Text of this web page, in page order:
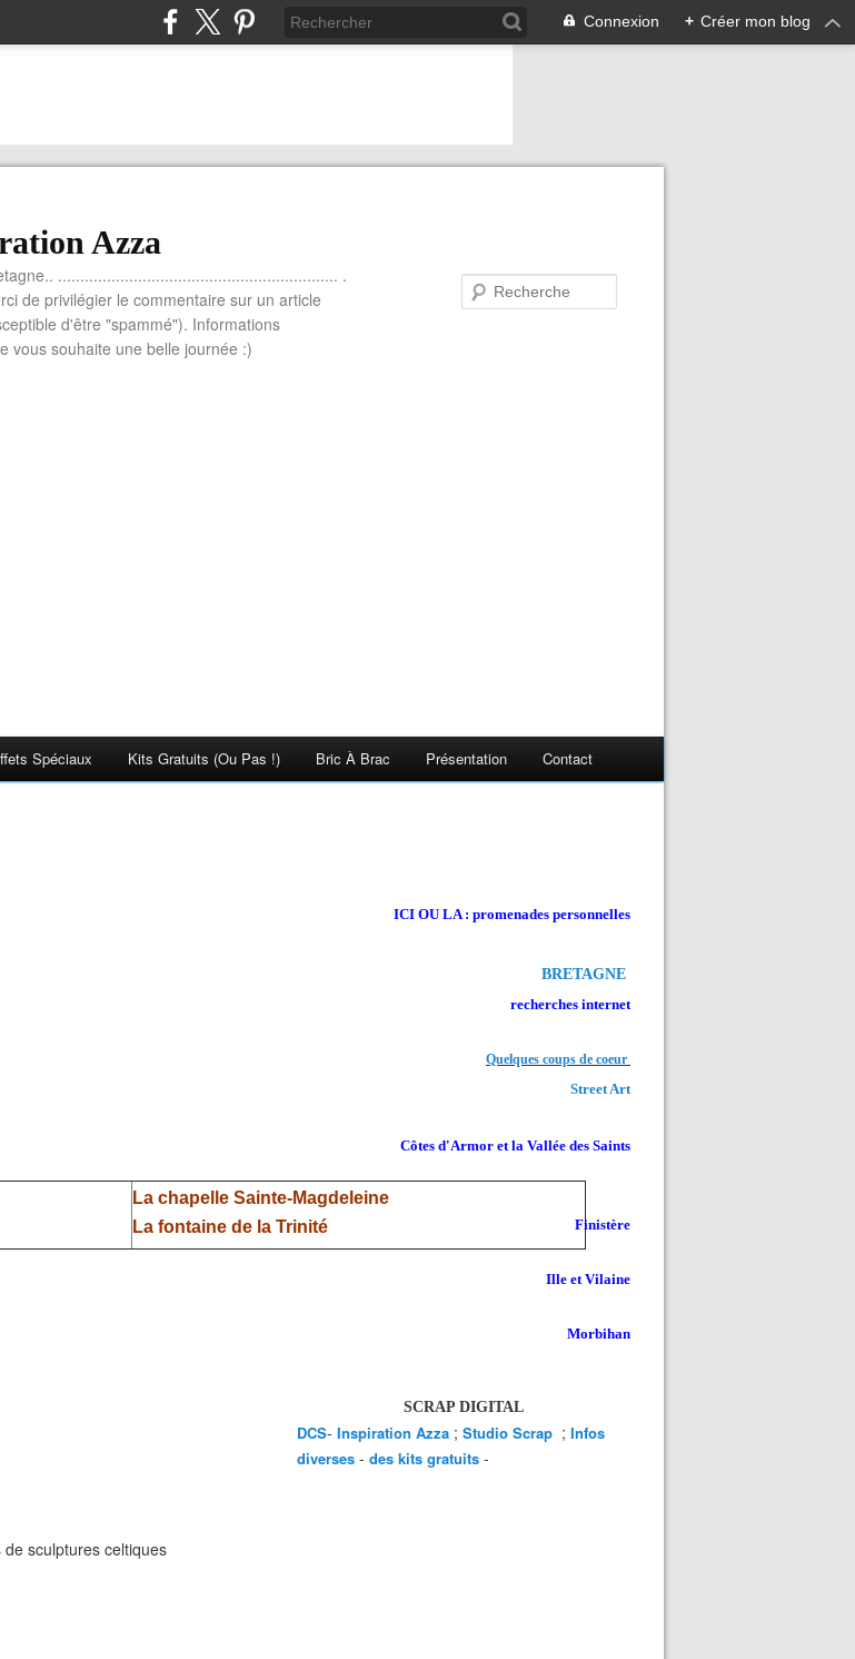
Connexion + Créer mon blog
Azza
............................................................... .
de privilégier le commentaire sur un article
d'être "spammé"). Informations
vous souhaite une belle journée :)
Spéciaux Kits Gratuits (ou Pas !) Bric À Brac Présentation Contact
La chapelle Sainte-Magdeleine
La fontaine de la Trinité
sculptures celtiques
ICI OU LA : promenades personnelles
BRETAGNE
recherches internet
Quelques coups de coeur
Street Art
Côtes d'Armor et la Vallée des Saints
Finistère
Ille et Vilaine
Morbihan
SCRAP DIGITAL
DCS- Inspiration Azza ; Studio Scrap ; Infos
diverses - des kits gratuits -